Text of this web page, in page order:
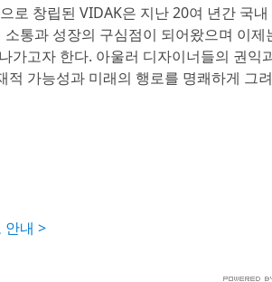
로 창립된 VIDAK은 지난 20여 년간 국
통과 성장의 구심점이 되어왔으며 이제
가고자 한다. 아울러 디자이너들의 권익
가능성과 미래의 행로를 명쾌하게 그
안내 >